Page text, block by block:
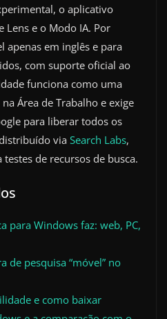
o aplicativo
Lens e o Modo IA. Por
apenas em inglês e para
com suporte oficial ao
funciona como uma
Área de Trabalho e exige
para liberar todos os
via Search Labs,
de recursos de busca.
para Windows faz: web, PC,
de pesquisa “móvel” no
e como baixar